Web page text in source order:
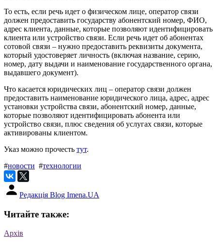
То есть, если речь идет о физическом лице, оператор связи
должен предоставить государству абонентский номер, ФИО,
адрес клиента, данные, которые позволяют идентифицировать
клиента или устройство связи. Если речь идет об абонентах
сотовой связи – нужно предоставить реквизиты документа,
который удостоверяет личность (включая название, серию,
номер, дату выдачи и наименование государственного органа,
выдавшего документ).
Что касается юридических лиц – оператор связи должен
предоставить наименование юридического лица, адрес, адрес
установки устройства связи, абонентский номер, данные,
которые позволяют идентифицировать абонента или
устройство связи, плюс сведения об услугах связи, которые
активированы клиентом.
Указ можно прочесть тут.
#новости #технологии
Редакція Blog Imena.UA
Читайте также:
Архів